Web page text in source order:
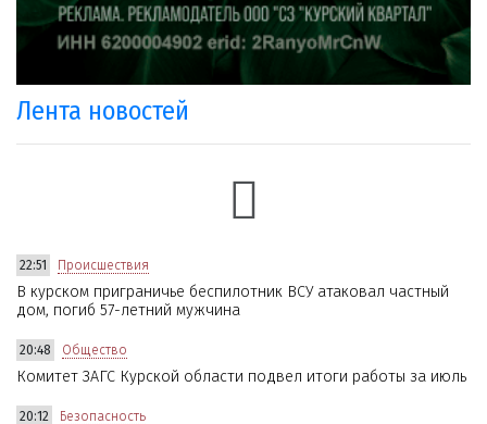
Лента новостей
22:51 Происшествия
В курском приграничье беспилотник ВСУ атаковал частный
дом, погиб 57-летний мужчина
20:48 Общество
Комитет ЗАГС Курской области подвел итоги работы за июль
20:12 Безопасность